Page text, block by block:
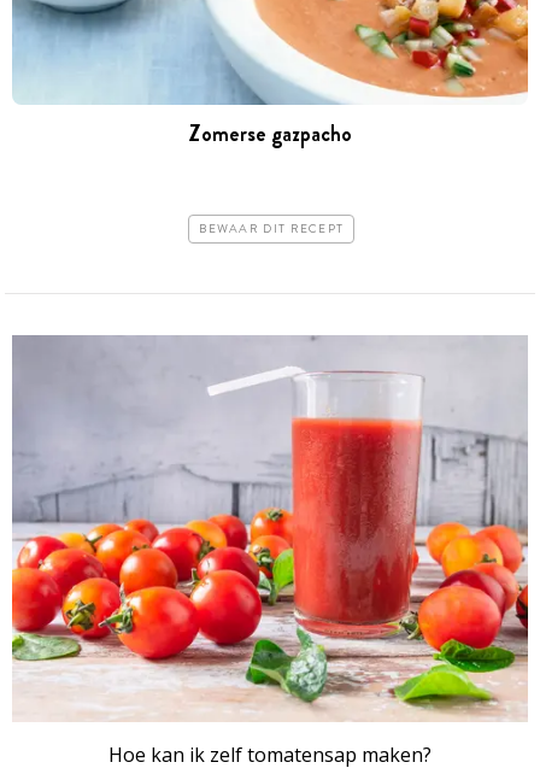
Zomerse gazpacho
BEWAAR DIT RECEPT
Hoe kan ik zelf tomatensap maken?